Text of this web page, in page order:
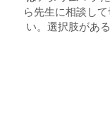
ら先生に相談し
い。選択肢があ